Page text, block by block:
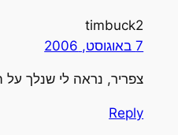
timbuck2
7 באוגוסט, 2006
צפריר, נראה לי שנלך על
Reply